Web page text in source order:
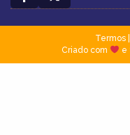
Termos|
Criado com
e